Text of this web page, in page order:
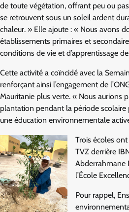
de toute végétation, offrant peu ou
se retrouvent sous un soleil ardent
chaleur. » Elle ajoute : « Nous avons
établissements primaires et
conditions de vie et d’apprentissage
Cette activité a coïncidé avec la
renforçant ainsi l’engagement de
Mauritanie plus verte. « Nous aurions
plantation pendant la période scolaire
une éducation environnementale
Trois écoles
TVZ derrière
Abderrahmane
l’École
Pour rappel,